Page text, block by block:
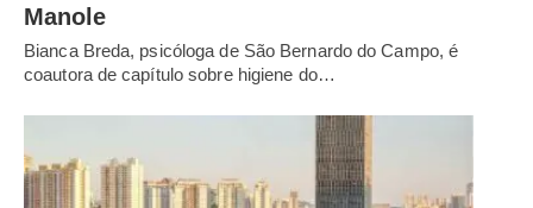
Manole
Bianca Breda, psicóloga de São Bernardo do Campo, é
coautora de capítulo sobre higiene do…